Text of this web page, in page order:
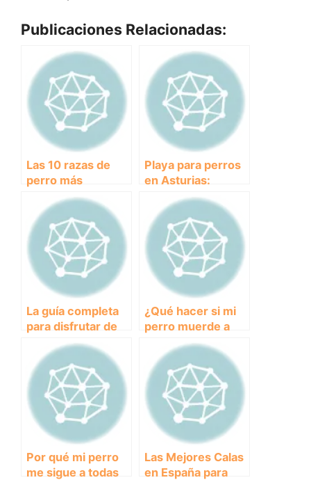
Publicaciones Relacionadas:
Las 10 razas de
perro más
cariñosas que te
harán derretir de
amor
Playa para perros
en Asturias:
Descubre los
mejores destinos
donde disfrutar
junto a tu mascota
La guía completa
para disfrutar de
un camping con
perros en
Andalucía
¿Qué hacer si mi
perro muerde a
alguien? Guía para
prevenir y actuar
en caso de una
agresión canina
Por qué mi perro
me sigue a todas
Las Mejores Calas
en España para